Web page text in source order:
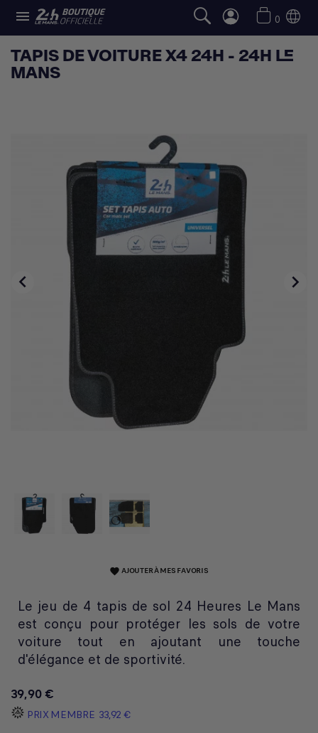
 0
TAPIS DE VOITURE X4 24H - 24H LE
MANS
 
favorite AJOUTER À MES FAVORIS
Le jeu de 4 tapis de sol 24 Heures Le Mans
est conçu pour protéger les sols de votre
voiture tout en ajoutant une touche
d'élégance et de sportivité.
39,90 €
PRIX MEMBRE 33,92 €